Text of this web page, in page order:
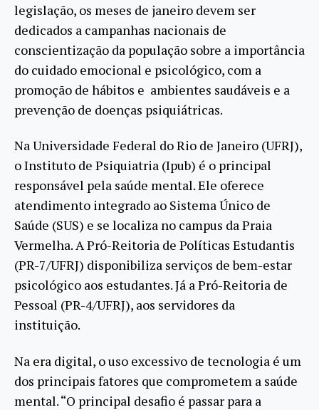
legislação, os meses de janeiro devem ser
dedicados a campanhas nacionais de
conscientização da população sobre a importância
do cuidado emocional e psicológico, com a
promoção de hábitos e ambientes saudáveis e a
prevenção de doenças psiquiátricas.
Na Universidade Federal do Rio de Janeiro (UFRJ),
o Instituto de Psiquiatria (Ipub) é o principal
responsável pela saúde mental. Ele oferece
atendimento integrado ao Sistema Único de
Saúde (SUS) e se localiza no campus da Praia
Vermelha. A Pró-Reitoria de Políticas Estudantis
(PR-7/UFRJ) disponibiliza serviços de bem-estar
psicológico aos estudantes. Já a Pró-Reitoria de
Pessoal (PR-4/UFRJ), aos servidores da
instituição.
Na era digital, o uso excessivo de tecnologia é um
dos principais fatores que comprometem a saúde
mental. “O principal desafio é passar para a